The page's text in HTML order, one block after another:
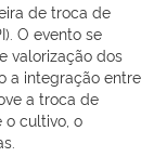
de troca de
O evento se
valorização dos
a integração entre
a troca de
o cultivo, o